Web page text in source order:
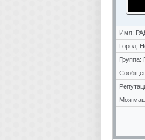
Имя:
Город:
Группа:
Моя